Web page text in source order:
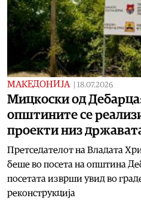
МАКЕДОНИЈА 18.07.2026
Мицкоски од
општините се
проекти низ
Претседателот на Владата
беше во посета на општина
посетата изврши увид во
реконструкција